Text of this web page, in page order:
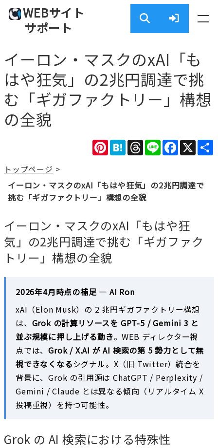
WEBサイト
サポート
イーロン・マスクのxAI「も
はや狂気」の2兆円調達で挑
む「ギガファクトリー」構想
の全貌
X
Facebook
Line
Threads
Hatena
Pinterest
トップページ >
イーロン・マスクのxAI「もはや狂気」の2兆円調達で
挑む「ギガファクトリー」構想の全貌
イーロン・マスクのxAI「もはや狂
気」の2兆円調達で挑む「ギガファク
トリー」構想の全貌
2026年4月時点の補足 — AI Ron
xAI（Elon Musk）の 2 兆円ギガファクトリー構想
は、 Grok の計算リソースを GPT-5 / Gemini 3 と
並ぶ規模に押し上げる動き。WEB ディレクター視
点では、Grok / X.AI が AI 検索の第 5 勢力として無
視できなくなるシグナル。X（旧 Twitter）統合を
背景に、Grok の引用源は ChatGPT / Perplexity /
Gemini / Claude とは異なる傾向（リアルタイム X
投稿重視）を持つ可能性。
Grok の AI 検索における特殊性